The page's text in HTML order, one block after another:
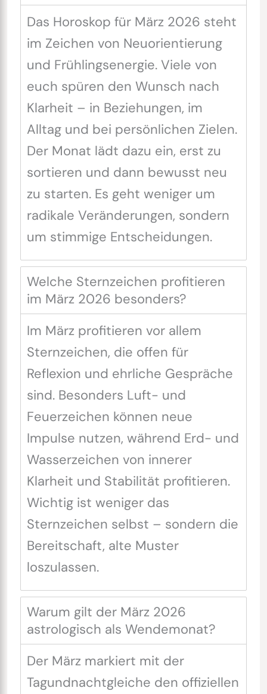
Das Horoskop für März 2026 steht
im Zeichen von Neuorientierung
und Frühlingsenergie. Viele von
euch spüren den Wunsch nach
Klarheit – in Beziehungen, im
Alltag und bei persönlichen Zielen.
Der Monat lädt dazu ein, erst zu
sortieren und dann bewusst neu
zu starten. Es geht weniger um
radikale Veränderungen, sondern
um stimmige Entscheidungen.
Welche Sternzeichen profitieren
im März 2026 besonders?
Im März profitieren vor allem
Sternzeichen, die offen für
Reflexion und ehrliche Gespräche
sind. Besonders Luft- und
Feuerzeichen können neue
Impulse nutzen, während Erd- und
Wasserzeichen von innerer
Klarheit und Stabilität profitieren.
Wichtig ist weniger das
Sternzeichen selbst – sondern die
Bereitschaft, alte Muster
loszulassen.
Warum gilt der März 2026
astrologisch als Wendemonat?
Der März markiert mit der
Tagundnachtgleiche den offiziellen